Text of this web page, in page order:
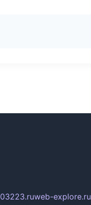
03223.ruweb-explore.ru